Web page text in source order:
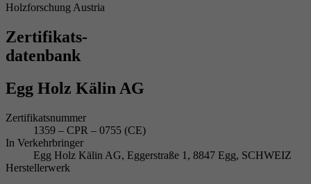
Holzforschung Austria
Zertifikats-
datenbank
Egg Holz Kälin AG
Zertifikatsnummer
1359 – CPR – 0755 (CE)
In Verkehrbringer
Egg Holz Kälin AG, Eggerstraße 1, 8847 Egg, SCHWEIZ
Herstellerwerk